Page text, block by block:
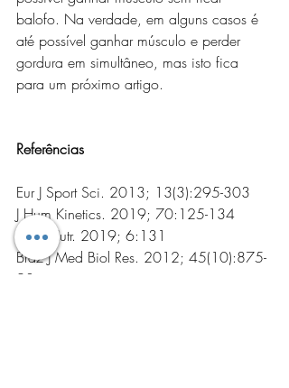
balofo. Na verdade, em alguns casos é
até possível ganhar músculo e perder
gordura em simultâneo, mas isto fica
para um próximo artigo.
Referências
Eur J Sport Sci. 2013; 13(3):295-303
J Hum Kinetics. 2019; 70:125-134
Front Nutr. 2019; 6:131
Braz J Med Biol Res. 2012; 45(10):875-
90